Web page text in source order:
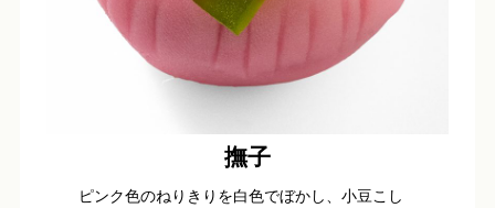
撫子
ピンク色のねりきりを白色でぼかし、小豆こし